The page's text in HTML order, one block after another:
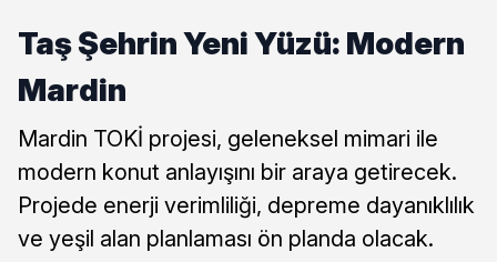
Taş Şehrin Yeni Yüzü: Modern
Mardin
Mardin TOKİ projesi, geleneksel mimari ile
modern konut anlayışını bir araya getirecek.
Projede enerji verimliliği, depreme dayanıklılık
ve yeşil alan planlaması ön planda olacak.